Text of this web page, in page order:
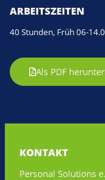
ARBEITSZEITEN
40 Stunden, Früh 06-
Als PDF
KONTAKT
Personal Solutions